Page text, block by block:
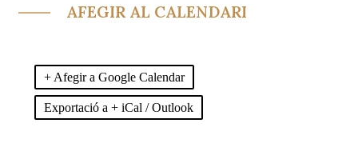
AFEGIR AL CALENDARI
+ Afegir a Google Calendar
Exportació a + iCal / Outlook